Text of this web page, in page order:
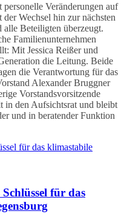
Veränderungen auf
Wechsel hin zur nächsten
Beteiligten überzeugt.
Familienunternehmen
Mit Jessica Reißer und
die Leitung. Beide
die Verantwortung für das
Alexander Bruggner
Vorstandsvorsitzende
in den Aufsichtsrat und bleibt
und in beratender Funktion
für das